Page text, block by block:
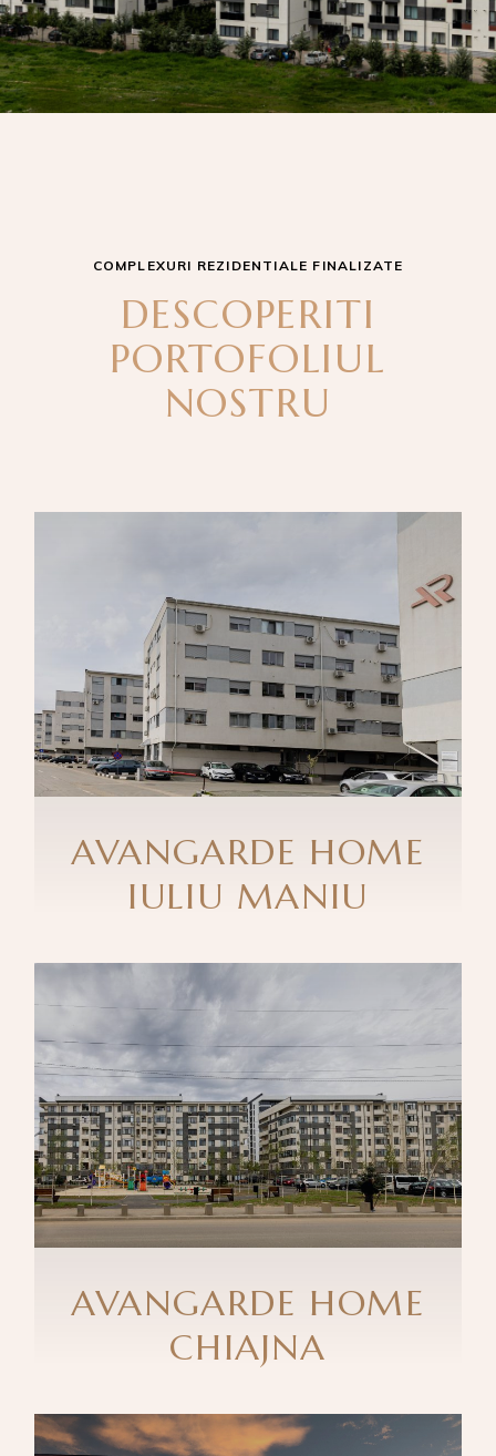
COMPLEXURI REZIDENTIALE FINALIZATE
DESCOPERITI
PORTOFOLIUL
NOSTRU
AVANGARDE HOME
IULIU MANIU
AVANGARDE HOME
CHIAJNA